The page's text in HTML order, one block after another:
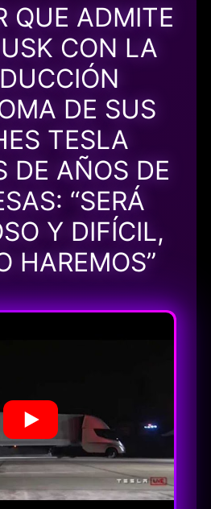
QUE ADMITE
CON LA
DE SUS
TESLA
DE AÑOS DE
“SERÁ
Y DIFÍCIL,
HAREMOS”